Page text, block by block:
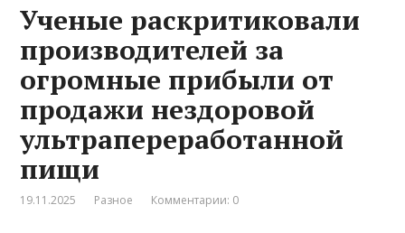
Ученые раскритиковали
производителей за
огромные прибыли от
продажи нездоровой
ультрапереработанной
пищи
19.11.2025 Разное Комментарии: 0